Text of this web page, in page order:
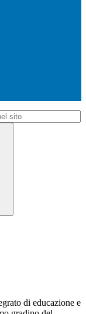
di educazione e